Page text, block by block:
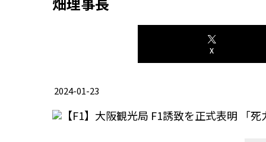
X
2024-01-23